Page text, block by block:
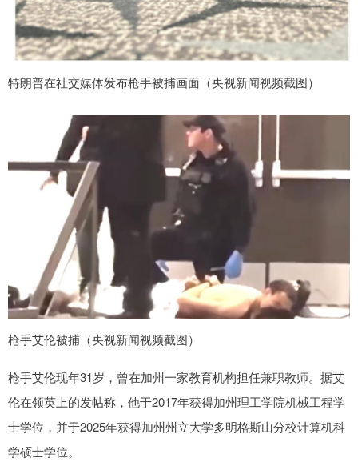
特朗普在社交媒体发布枪手被捕画面（央视新闻视频截图）
枪手艾伦被捕（央视新闻视频截图）
枪手艾伦现年31岁，曾在加州一家教育机构担任兼职教师。据艾
伦在领英上的发帖称，他于2017年获得加州理工学院机械工程学
士学位，并于2025年获得加州州立大学多明格斯山分校计算机科
学硕士学位。